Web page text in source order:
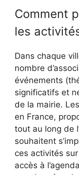
Comment
les
Dans chaque
nombre
événements
significatifs et
de la mairie.
en France,
tout au long de
souhaitent
ces activités
accès à